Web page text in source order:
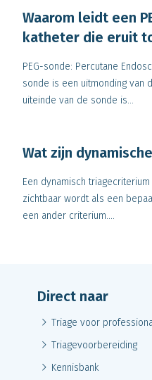
Waarom leidt een
katheter die eruit
PEG-sonde: Percutane
sonde is een uitmonding van
uiteinde van de sonde is...
Wat zijn
Een dynamisch
zichtbaar wordt als een
een ander criterium....
Direct naar
Triage voor
Triagevoorbereiding
Kennisbank